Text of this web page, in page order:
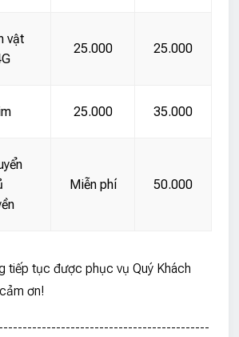
vật
25.000 25.000
25.000 35.000
Miễn phí 50.000
tiếp tục được phục vụ Quý Khách
ơn!